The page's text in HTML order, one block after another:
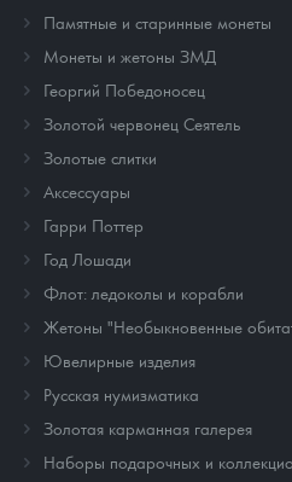
Памятные и старинные монеты
Монеты и жетоны ЗМД
Георгий Победоносец
Золотой червонец Сеятель
Золотые слитки
Аксессуары
Гарри Поттер
Год Лошади
Флот: ледоколы и корабли
Жетоны "Необыкновенные
Ювелирные изделия
Русская нумизматика
Золотая карманная галерея
Наборы подарочных и